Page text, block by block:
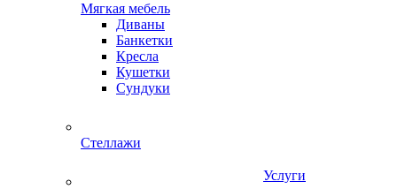
Мягкая мебель
Диваны
Банкетки
Кресла
Кушетки
Сундуки
Стеллажи
Услуги